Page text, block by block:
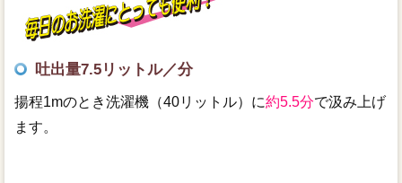
吐出量7.5リットル／分
揚程1mのとき洗濯機（40リットル）に約5.5分で汲み上げ
ます。